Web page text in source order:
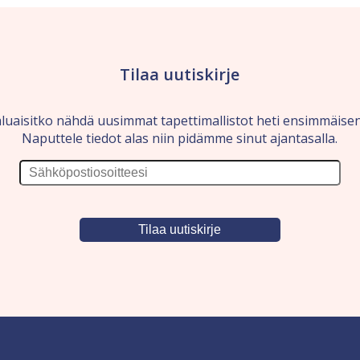
Tilaa uutiskirje
nähdä uusimmat tapettimallistot heti
Naputtele tiedot alas niin pidämme sinut ajantasalla.